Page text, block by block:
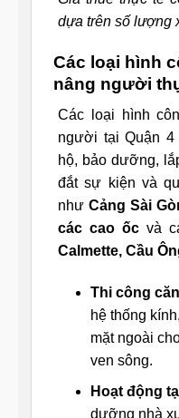
dựa trên số lượng
Các loại hình
nâng người
Các loại hình
người tại Quận
hộ, bảo dưỡng,
đắt sự kiện và
nhưCảng Sài
các cao ốc và
Calmette, Cầu
Thi công
hệ thống
mặt ngoài
ven sông.
Hoạt động
dưỡng nhà